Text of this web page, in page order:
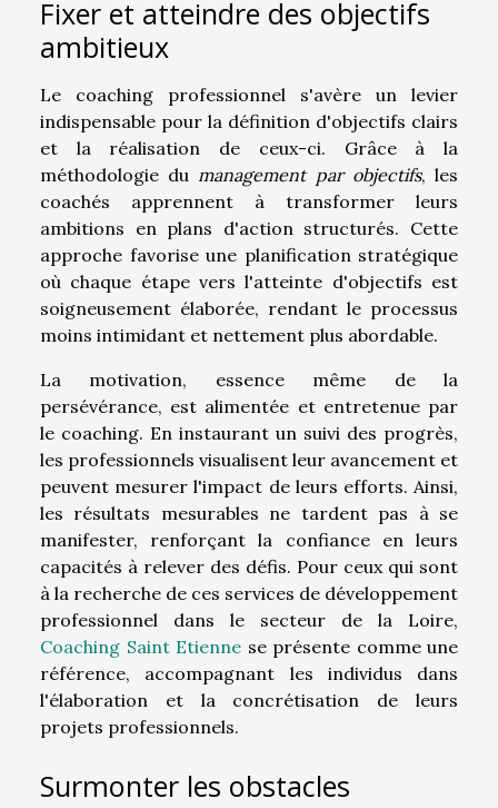
Fixer et atteindre des objectifs
ambitieux
Le coaching professionnel s'avère un levier
indispensable pour la définition d'objectifs clairs
et la réalisation de ceux-ci. Grâce à la
méthodologie dumanagement par objectifs, les
coachés apprennent à transformer leurs
ambitions en plans d'action structurés. Cette
approche favorise une planification stratégique
où chaque étape vers l'atteinte d'objectifs est
soigneusement élaborée, rendant le processus
moins intimidant et nettement plus abordable.
La motivation, essence même de la
persévérance, est alimentée et entretenue par
le coaching. En instaurant un suivi des progrès,
les professionnels visualisent leur avancement et
peuvent mesurer l'impact de leurs efforts. Ainsi,
les résultats mesurables ne tardent pas à se
manifester, renforçant la confiance en leurs
capacités à relever des défis. Pour ceux qui sont
à la recherche de ces services de développement
professionnel dans le secteur de la Loire,
Coaching Saint Etienne se présente comme une
référence, accompagnant les individus dans
l'élaboration et la concrétisation de leurs
projets professionnels.
Surmonter les obstacles